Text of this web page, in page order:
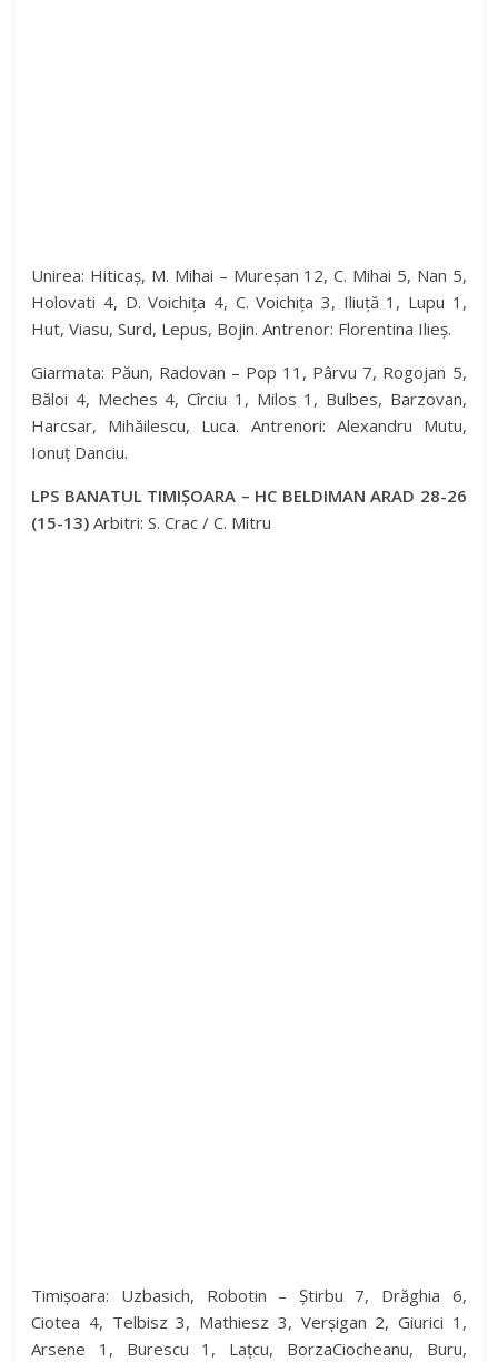
Unirea: Hiticaș, M. Mihai – Mureșan 12, C. Mihai 5, Nan 5,
Holovati 4, D. Voichița 4, C. Voichița 3, Iliuță 1, Lupu 1,
Hut, Viasu, Surd, Lepus, Bojin. Antrenor: Florentina Ilieș.
Giarmata: Păun, Radovan – Pop 11, Pârvu 7, Rogojan 5,
Băloi 4, Meches 4, Cîrciu 1, Milos 1, Bulbes, Barzovan,
Harcsar, Mihăilescu, Luca. Antrenori: Alexandru Mutu,
Ionuț Danciu.
LPS BANATUL TIMIȘOARA – HC BELDIMAN ARAD 28-26
(15-13) Arbitri: S. Crac / C. Mitru
Timișoara: Uzbasich, Robotin – Știrbu 7, Drăghia 6,
Ciotea 4, Telbisz 3, Mathiesz 3, Verșigan 2, Giurici 1,
Arsene 1, Burescu 1, Lațcu, BorzaCiocheanu, Buru,